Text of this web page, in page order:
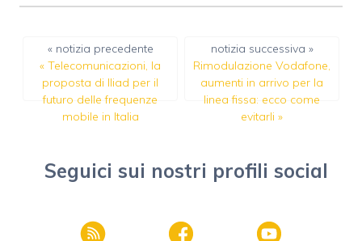
« notizia precedente
« Telecomunicazioni, la
proposta di Iliad per il
futuro delle frequenze
mobile in Italia
notizia successiva »
Rimodulazione Vodafone,
aumenti in arrivo per la
linea fissa: ecco come
evitarli »
Seguici sui nostri profili social